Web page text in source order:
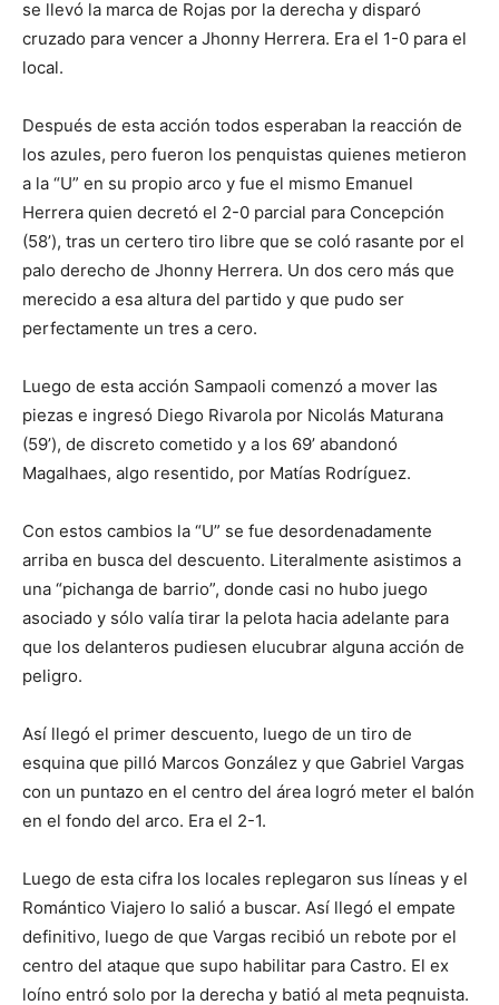
se llevó la marca de Rojas por la derecha y disparó
cruzado para vencer a Jhonny Herrera. Era el 1-0 para el
local.
Después de esta acción todos esperaban la reacción de
los azules, pero fueron los penquistas quienes metieron
a la “U” en su propio arco y fue el mismo Emanuel
Herrera quien decretó el 2-0 parcial para Concepción
(58’), tras un certero tiro libre que se coló rasante por el
palo derecho de Jhonny Herrera. Un dos cero más que
merecido a esa altura del partido y que pudo ser
perfectamente un tres a cero.
Luego de esta acción Sampaoli comenzó a mover las
piezas e ingresó Diego Rivarola por Nicolás Maturana
(59’), de discreto cometido y a los 69’ abandonó
Magalhaes, algo resentido, por Matías Rodríguez.
Con estos cambios la “U” se fue desordenadamente
arriba en busca del descuento. Literalmente asistimos a
una “pichanga de barrio”, donde casi no hubo juego
asociado y sólo valía tirar la pelota hacia adelante para
que los delanteros pudiesen elucubrar alguna acción de
peligro.
Así llegó el primer descuento, luego de un tiro de
esquina que pilló Marcos González y que Gabriel Vargas
con un puntazo en el centro del área logró meter el balón
en el fondo del arco. Era el 2-1.
Luego de esta cifra los locales replegaron sus líneas y el
Romántico Viajero lo salió a buscar. Así llegó el empate
definitivo, luego de que Vargas recibió un rebote por el
centro del ataque que supo habilitar para Castro. El ex
loíno entró solo por la derecha y batió al meta peqnuista.